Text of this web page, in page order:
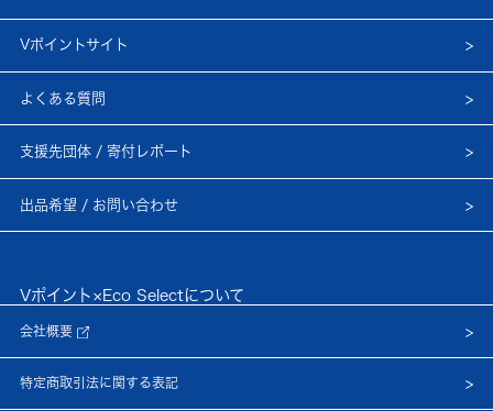
Vポイントサイト
よくある質問
支援先団体 / 寄付レポート
出品希望 / お問い合わせ
Vポイント×Eco Selectについて
会社概要
特定商取引法に関する表記